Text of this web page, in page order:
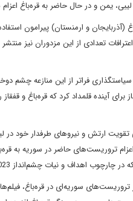
یمن و در حال حاضر به قره‌باغ
و ارمنستان) پیرامون
تعدادی از این مزدوران
سیاستگذاری فراتر از این منازعه چشم
آینده قلمداد کرد که قره‌باغ و
ارتش و نیروهای طرفدار خود در
تروریست‌های حاضر در سوریه به
و نیات چشم‌انداز 2023 ترکیه طراحی شده است.
سوریه‌ای در قره‌باغ،